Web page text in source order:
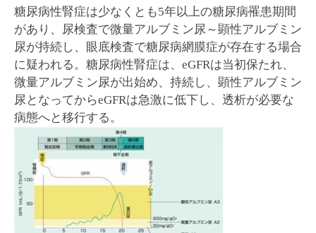
糖尿病性腎症は少なくとも5年以上の糖尿病罹患期間
があり、尿検査で微量アルブミン尿～顕性アルブミン
尿が持続し、眼底検査で糖尿病網膜症が存在する場合
に疑われる。糖尿病性腎症は、eGFRは当初保たれ、
微量アルブミン尿が出始め、持続し、顕性アルブミン
尿となってからeGFRは急激に低下し、透析が必要な
病態へと移行する。